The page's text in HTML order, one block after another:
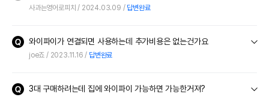
사과는영어로피치 2024.03.09 답변완료
와이파이가 연결되면 사용하는데 추가비용은 없는건가요
joe죠 2023.11.16 답변완료
3대 구매하려는데 집에 와이파이 가능하면 가능한거져?